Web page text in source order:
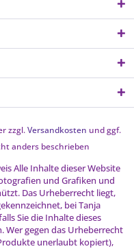
zzgl.Versandkosten und ggf.
anders beschrieben
Alle Inhalte dieser Website
und Grafiken und
Das Urheberrecht liegt,
bei Tanja
Sie die Inhalte dieses
gegen das Urheberrecht
unerlaubt kopiert),